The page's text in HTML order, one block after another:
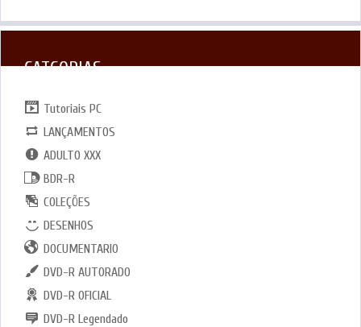
CATGORIAS
Tutoriais PC
LANÇAMENTOS
ADULTO XXX
BDR-R
COLEÇÕES
DESENHOS
DOCUMENTARIO
DVD-R AUTORADO
DVD-R OFICIAL
DVD-R Legendado